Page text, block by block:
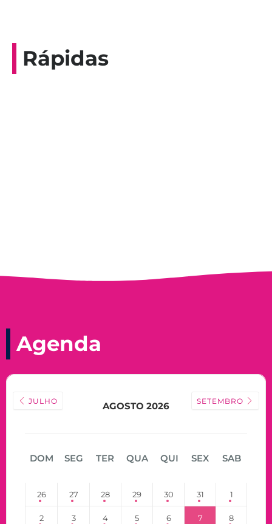
Rápidas
Agenda
JULHO AGOSTO 2026 SETEMBRO
DOM SEG TER QUA QUI SEX SAB
26 27 28 29 30 31 1
2 3 4 5 6 7 8